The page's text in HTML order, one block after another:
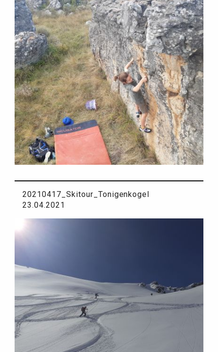
20210417_Skitour_Tonigenkogel
23.04.2021